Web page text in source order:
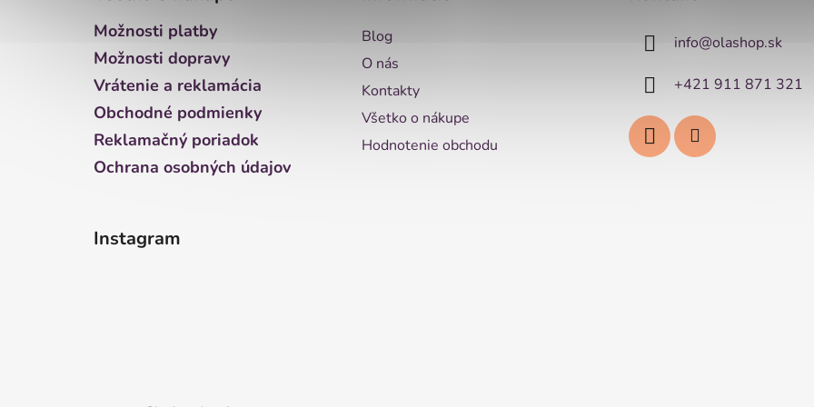
Možnosti platby
Možnosti dopravy
Vrátenie a reklamácia
Obchodné podmienky
Reklamačný poriadok
Ochrana osobných údajov
Blog
O nás
Kontakty
Všetko o nákupe
Hodnotenie obchodu
info@olashop.sk
+421 911 871 321
Instagram